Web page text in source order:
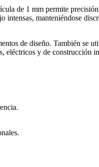
de 1 mm permite
intensas, manteniéndose
de diseño. También se
eléctricos y de construcción